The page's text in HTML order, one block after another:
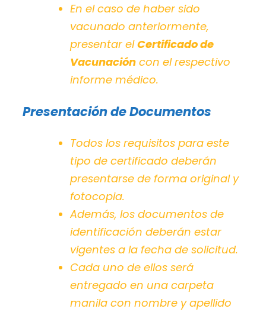
En el caso de haber sido
vacunado anteriormente,
presentar elCertificado de
Vacunación con el respectivo
informe médico.
Presentación de Documentos
Todos los requisitos para este
tipo de certificado deberán
presentarse de forma original y
fotocopia.
Además, los documentos de
identificación deberán estar
vigentes a la fecha de solicitud.
Cada uno de ellos será
entregado en una carpeta
manila con nombre y apellido